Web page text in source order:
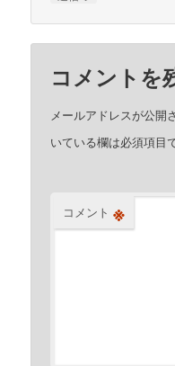
コメントを
メールアドレスが公開
いている欄は必須項目
コメント ※